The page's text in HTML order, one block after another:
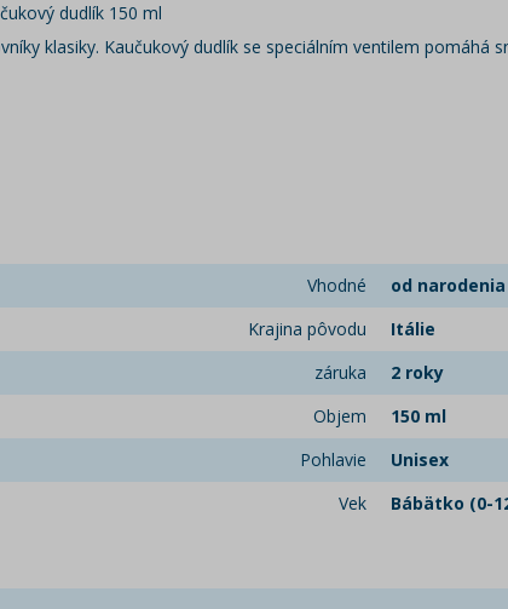
dudlík 150 ml
klasiky. Kaučukový dudlík se speciálním ventilem pomáhá
Vhodné
od narodenia
Krajina pôvodu
Itálie
záruka
2 roky
Objem
150 ml
Pohlavie
Unisex
Vek
Bábätko (0-